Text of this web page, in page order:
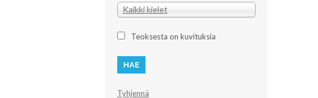
Kieli
Kaikki kielet
Teoksesta on kuvituksia
Tyhjennä